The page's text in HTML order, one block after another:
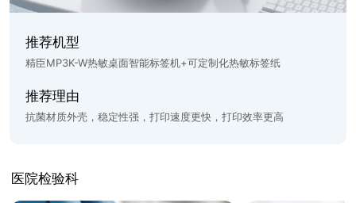
推荐机型
精臣MP3K-W热敏桌面智能标签机+可定制化热敏标签纸
推荐理由
抗菌材质外壳，稳定性强，打印速度更快，打印效率更高
医院检验科